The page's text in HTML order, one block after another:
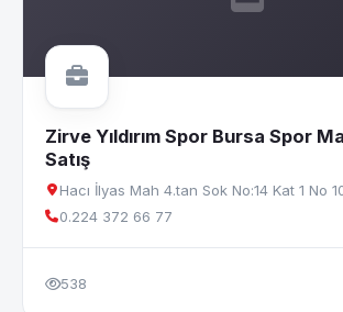
Zirve Yıldırım Spor Bursa Spor
Satış
Hacı İlyas Mah 4.tan Sok No:14 Kat 1 No
0.224 372 66 77
538